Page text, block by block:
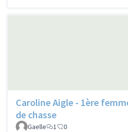
Caroline Aigle - 1ère
de chasse
Gaelle 1 0